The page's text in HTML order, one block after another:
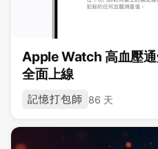
Apple Watch 高血壓
全面上線
記憶打包師 86 天